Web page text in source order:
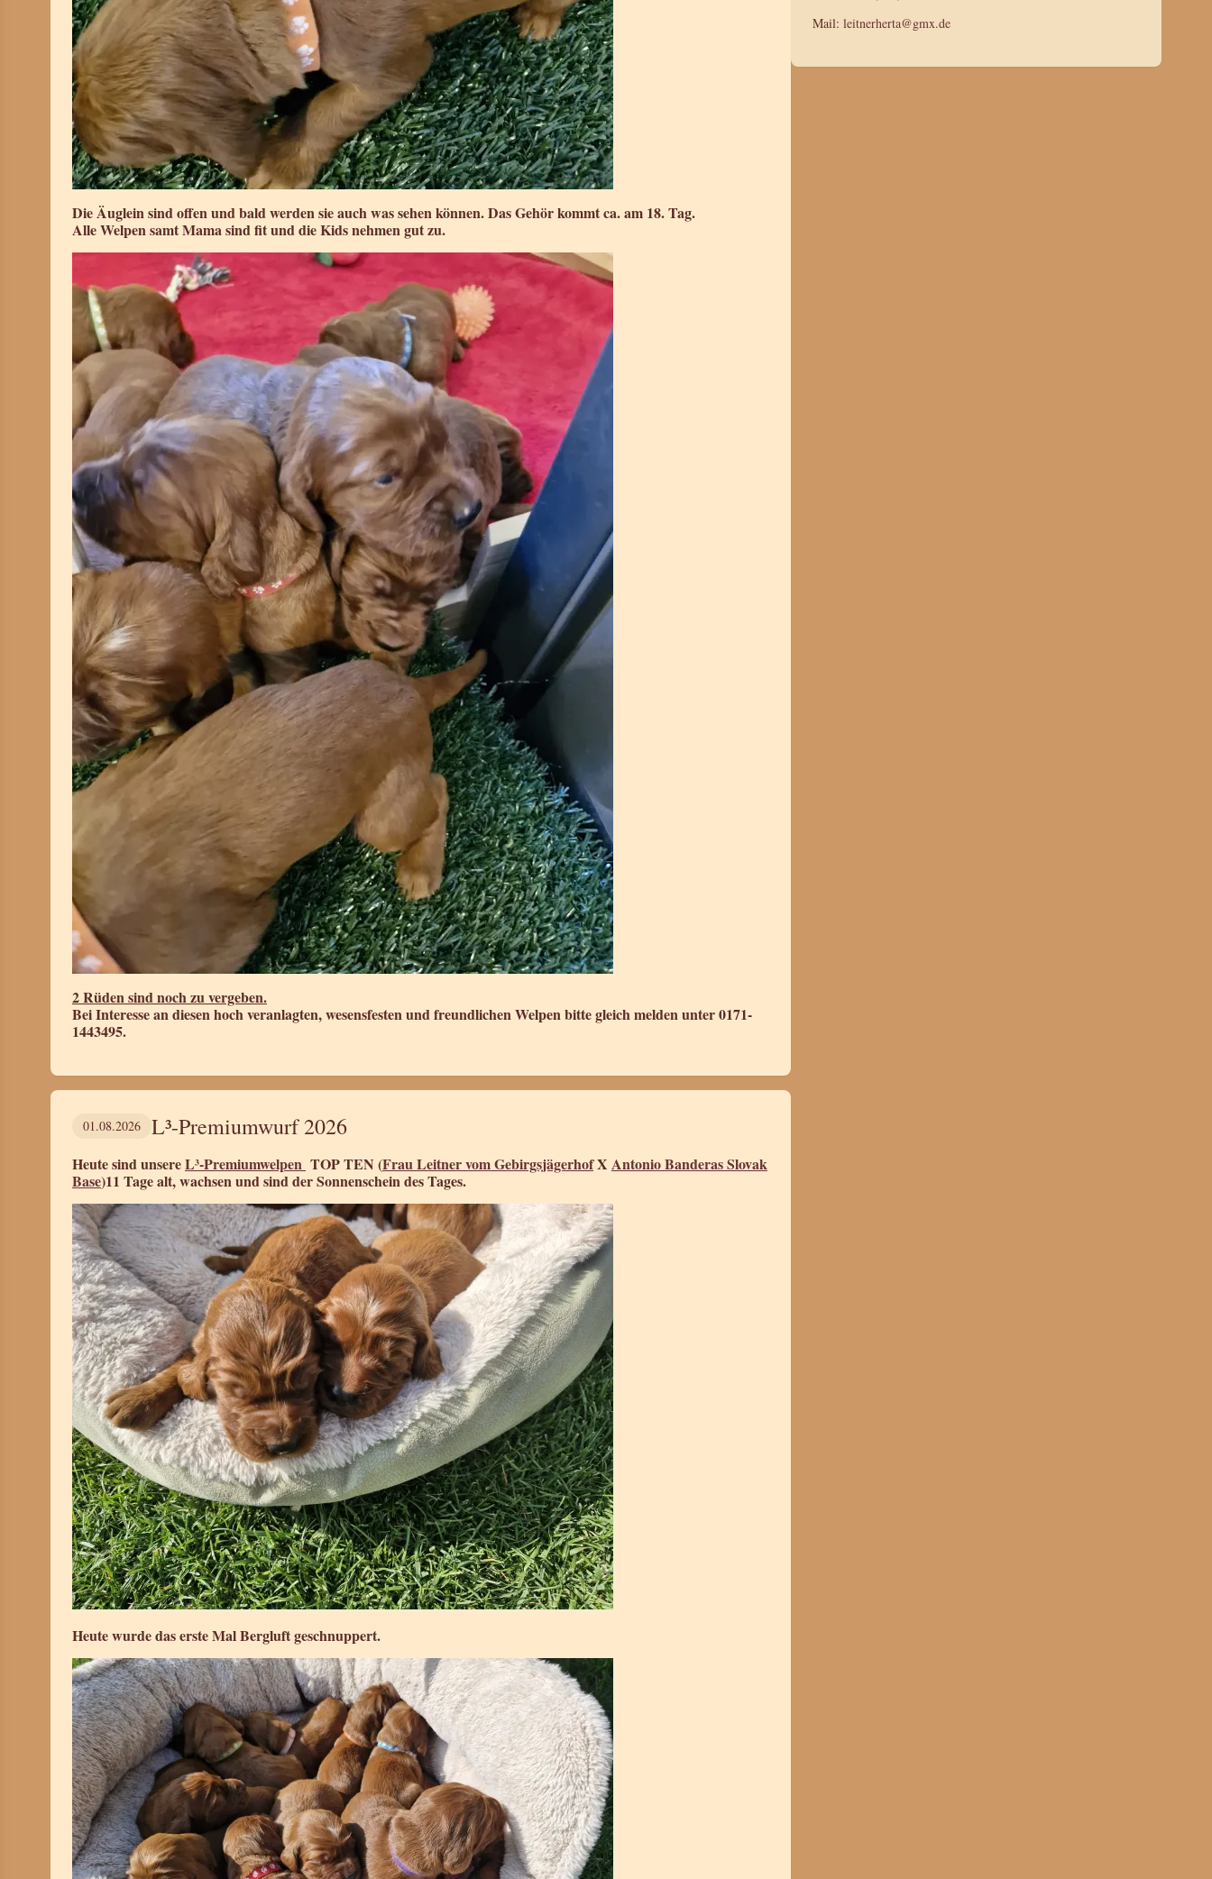
Die Äuglein sind offen und bald werden sie auch was sehen können. Das Gehör kommt ca. am 18. Tag.
Alle Welpen samt Mama sind fit und die Kids nehmen gut zu.
2 Rüden sind noch zu vergeben.
Bei Interesse an diesen hoch veranlagten, wesensfesten und freundlichen Welpen bitte gleich melden unter 0171-
1443495.
01.08.2026 L³-Premiumwurf 2026
Heute sind unsereL³-Premiumwelpen TOP TEN (Frau Leitner vom GebirgsjägerhofX Antonio Banderas Slovak
Base)11 Tage alt, wachsen und sind der Sonnenschein des Tages.
Heute wurde das erste Mal Bergluft geschnuppert.
Mail: leitnerherta@gmx.de